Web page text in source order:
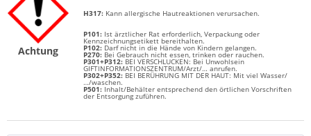
Achtung
H317: Kann allergische Hautreaktionen verursachen.
P101: Ist ärztlicher Rat erforderlich, Verpackung oder
Kennzeichnungsetikett bereithalten.
P102: Darf nicht in die Hände von Kindern gelangen.
P270: Bei Gebrauch nicht essen, trinken oder rauchen.
P301+P312: BEI VERSCHLUCKEN: Bei Unwohlsein
GIFTINFORMATIONSZENTRUM/Arzt/… anrufen.
P302+P352: BEI BERÜHRUNG MIT DER HAUT: Mit viel Wasser/
…/waschen.
P501: Inhalt/Behälter entsprechend den örtlichen Vorschriften
der Entsorgung zuführen.